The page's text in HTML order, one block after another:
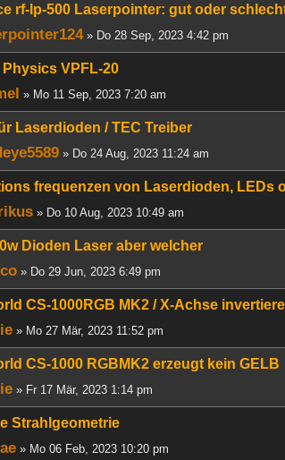
rf-lp-500 Laserpointer: gut oder
» Do 28 Sep, 2023 4:42 pm
VPFL-20
» Mo 11 Sep, 2023 7:20 am
Laserdioden / TEC Treiber
» Do 24 Aug, 2023 11:24 am
frequenzen von Laserdioden, LEDs
» Do 10 Aug, 2023 10:49 am
Dioden Laser aber welcher
» Do 29 Jun, 2023 6:49 pm
CS-1000RGB MK2 / X-Achse
» Mo 27 Mär, 2023 11:52 pm
CS-1000 RGBMK2 erzeugt kein GELB
» Fr 17 Mär, 2023 1:14 pm
Strahlgeometrie
» Mo 06 Feb, 2023 10:20 pm